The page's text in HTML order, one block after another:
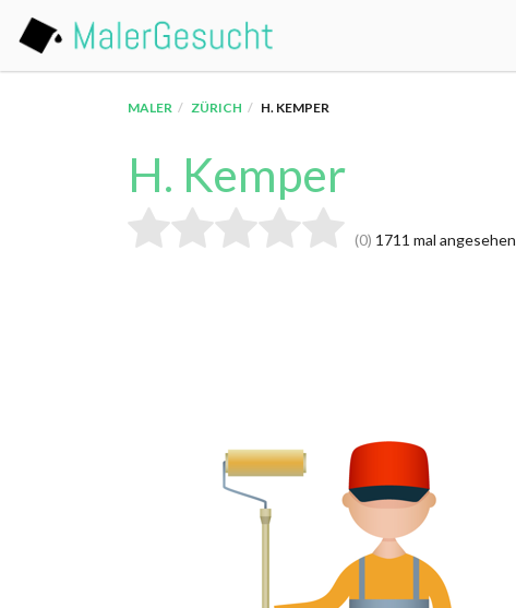
MALER ZÜRICH H. KEMPER
H. Kemper
0 1711 mal angesehen